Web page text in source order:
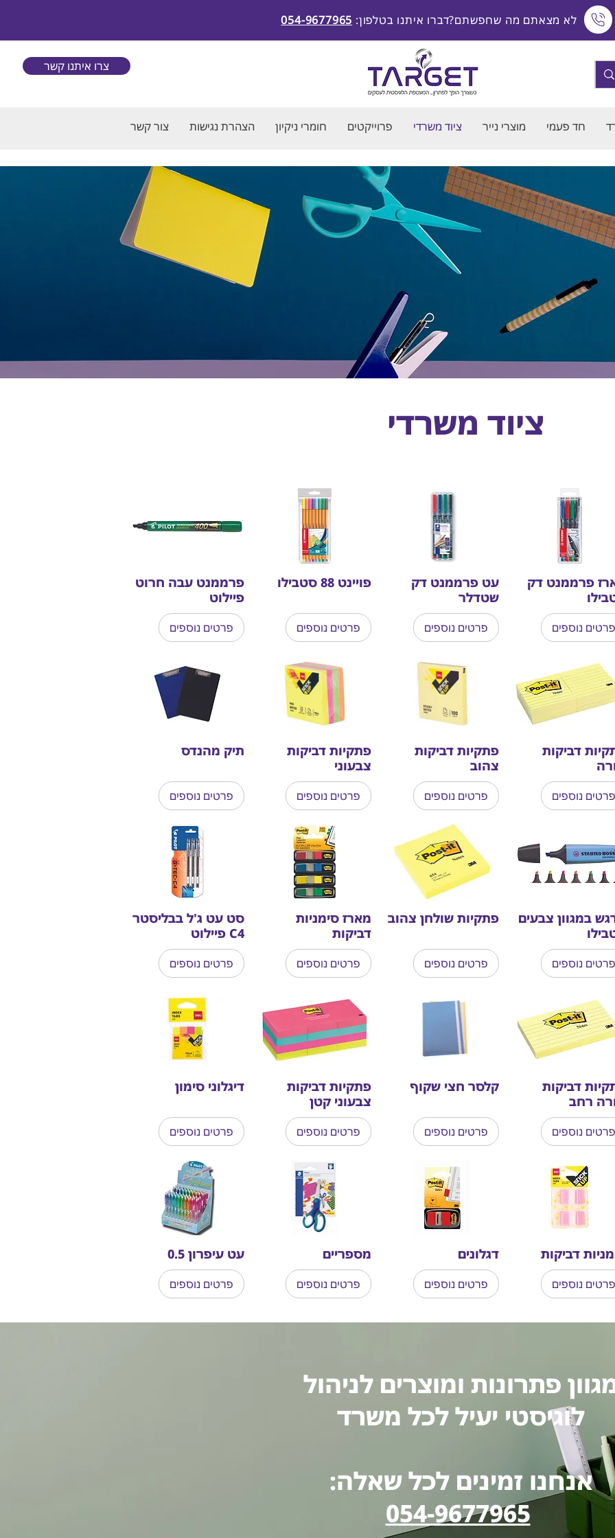
לא מצאתם מה שחפשתם?דברו איתנו בטלפון: 054-9677965
צרו איתנו קשר
חד פעמי מוצרי נייר ציוד משרדי פרוייקטים חומרי ניקיון הצהרת נגישות צור קשר
ציוד משרדי
פרממנט דק
פרטים נוספים
עט פרממנט דק
שטדלר
פרטים נוספים
פויינט 88 סטבילו
פרטים נוספים
פרממנט עבה חרוט
פיילוט
פרטים נוספים
דביקות
פרטים נוספים
פתקיות דביקות
צהוב
פרטים נוספים
פתקיות דביקות
צבעוני
פרטים נוספים
תיק מהנדס
פרטים נוספים
במגוון צבעים
פרטים נוספים
פתקיות שולחן צהוב
פרטים נוספים
מארז סימניות
דביקות
פרטים נוספים
סט עט ג'ל בבליסטר
C4 פיילוט
פרטים נוספים
דביקות
רחב
פרטים נוספים
קלסר חצי שקוף
פרטים נוספים
פתקיות דביקות
צבעוני קטן
פרטים נוספים
דיגלוני סימון
פרטים נוספים
דביקות
פרטים נוספים
דגלונים
פרטים נוספים
מספריים
פרטים נוספים
עט עיפרון 0.5
פרטים נוספים
פתרונות ומוצרים לניהול
לוגיסטי יעיל לכל משרד
אנחנו זמינים לכל שאלה:
054-9677965